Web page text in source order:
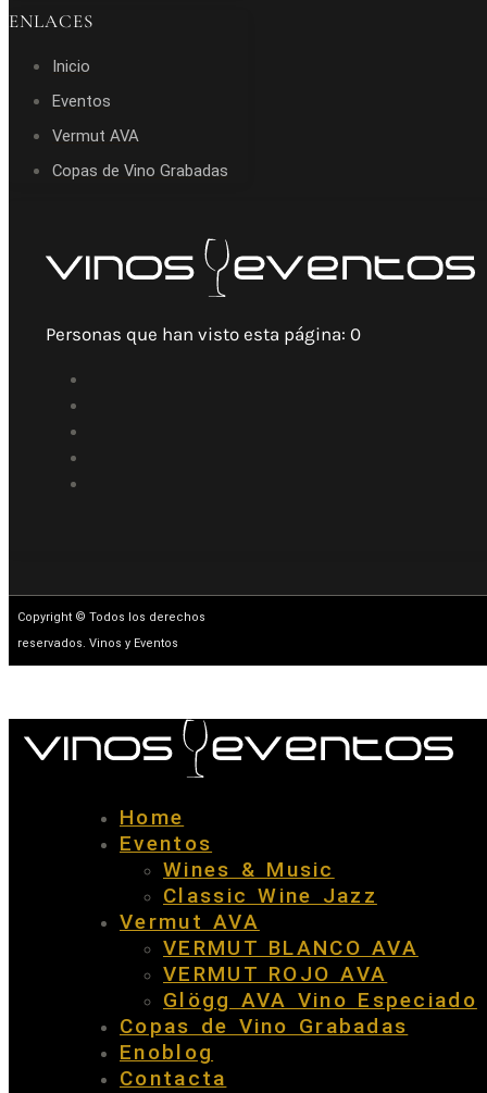
ENLACES
Inicio
Eventos
Vermut AVA
Copas de Vino Grabadas
Personas que han visto esta página: 0
Copyright © Todos los derechos
reservados. Vinos y Eventos
Home
Eventos
Wines & Music
Classic Wine Jazz
Vermut AVA
VERMUT BLANCO AVA
VERMUT ROJO AVA
Glögg AVA Vino Especiado
Copas de Vino Grabadas
Enoblog
Contacta